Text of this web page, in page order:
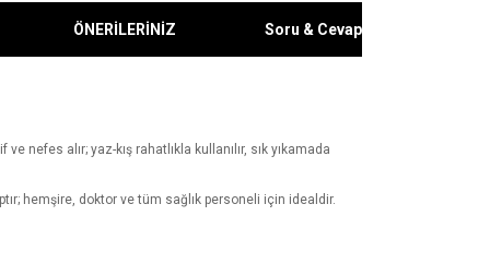
ÖNERİLERİNİZ Soru & Cevap
ve nefes alır; yaz-kış rahatlıkla kullanılır, sık yıkamada
hemşire, doktor ve tüm sağlık personeli için idealdir.